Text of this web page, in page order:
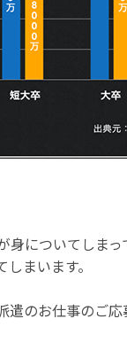
についてしまっ
まいます。
遣のお仕事のご